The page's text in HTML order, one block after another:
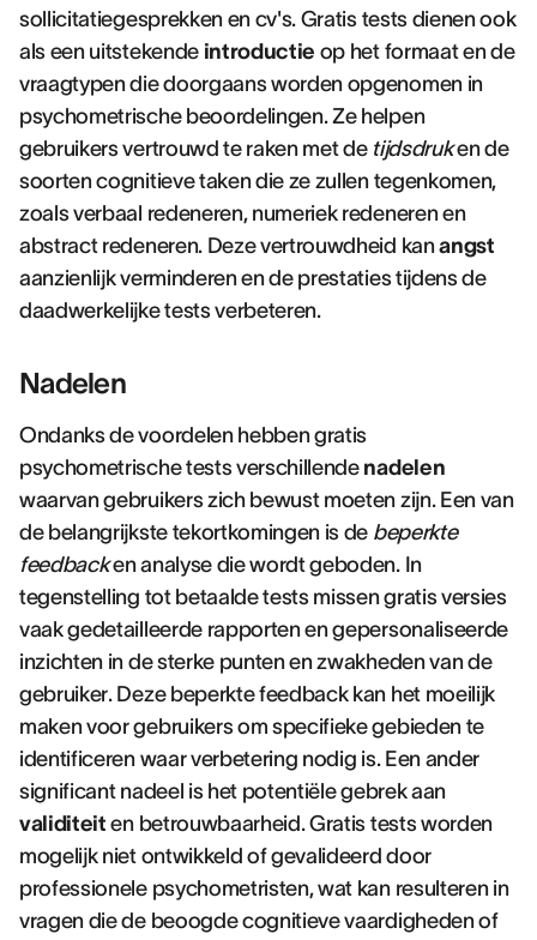
sollicitatiegesprekken en cv's. Gratis tests dienen ook
als een uitstekende introductie op het formaat en de
vraagtypen die doorgaans worden opgenomen in
psychometrische beoordelingen. Ze helpen
gebruikers vertrouwd te raken met de tijdsdruken de
soorten cognitieve taken die ze zullen tegenkomen,
zoals verbaal redeneren, numeriek redeneren en
abstract redeneren. Deze vertrouwdheid kanangst
aanzienlijk verminderen en de prestaties tijdens de
daadwerkelijke tests verbeteren.
Nadelen
Ondanks de voordelen hebben gratis
psychometrische tests verschillende nadelen
waarvan gebruikers zich bewust moeten zijn. Een van
de belangrijkste tekortkomingen is de beperkte
feedbacken analyse die wordt geboden. In
tegenstelling tot betaalde tests missen gratis versies
vaak gedetailleerde rapporten en gepersonaliseerde
inzichten in de sterke punten en zwakheden van de
gebruiker. Deze beperkte feedback kan het moeilijk
maken voor gebruikers om specifieke gebieden te
identificeren waar verbetering nodig is. Een ander
significant nadeel is het potentiële gebrek aan
validiteit en betrouwbaarheid. Gratis tests worden
mogelijk niet ontwikkeld of gevalideerd door
professionele psychometristen, wat kan resulteren in
vragen die de beoogde cognitieve vaardigheden of